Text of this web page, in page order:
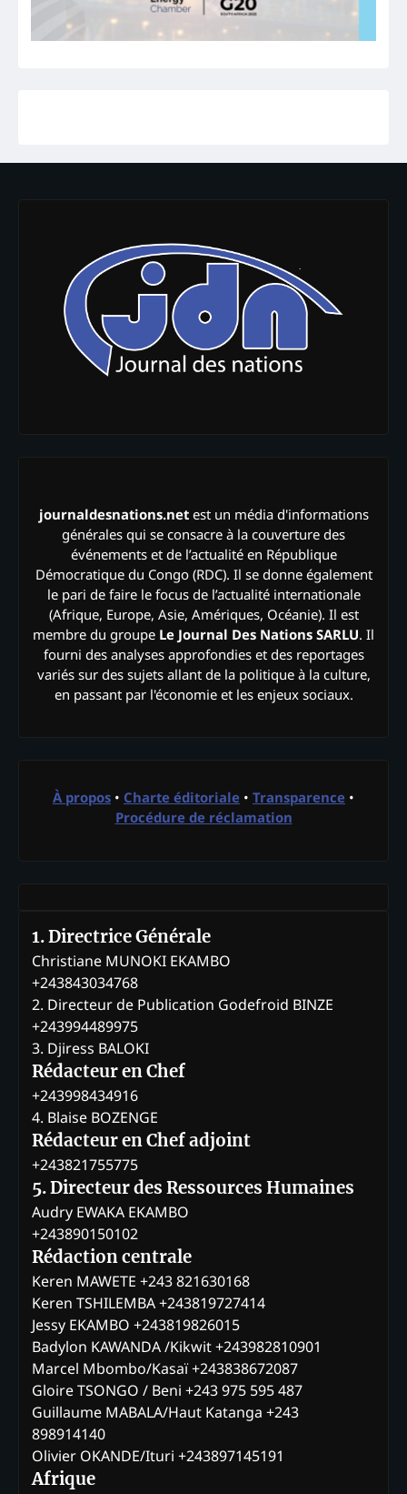
journaldesnations.netest un média d'informations
générales qui se consacre à la couverture des
événements et de l’actualité en République
Démocratique du Congo (RDC). Il se donne également
le pari de faire le focus de l’actualité internationale
(Afrique, Europe, Asie, Amériques, Océanie). Il est
membre du groupe Le Journal Des Nations SARLU. Il
fourni des analyses approfondies et des reportages
variés sur des sujets allant de la politique à la culture,
en passant par l'économie et les enjeux sociaux.
À propos • Charte éditoriale • Transparence •
Procédure de réclamation
1. Directrice Générale
Christiane MUNOKI EKAMBO
+243843034768
2. Directeur de Publication Godefroid BINZE
+243994489975
3. Djiress BALOKI
Rédacteur en Chef
+243998434916
4. Blaise BOZENGE
Rédacteur en Chef adjoint
+243821755775
5. Directeur des Ressources Humaines
Audry EWAKA EKAMBO
+243890150102
Rédaction centrale
Keren MAWETE +243 821630168
Keren TSHILEMBA +243819727414
Jessy EKAMBO +243819826015
Badylon KAWANDA /Kikwit +243982810901
Marcel Mbombo/Kasaï +243838672087
Gloire TSONGO / Beni +243 975 595 487
Guillaume MABALA/Haut Katanga +243
898914140
Olivier OKANDE/Ituri +243897145191
Afrique